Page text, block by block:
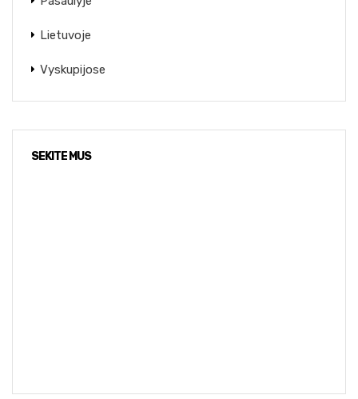
Lietuvoje
Vyskupijose
SEKITE MUS